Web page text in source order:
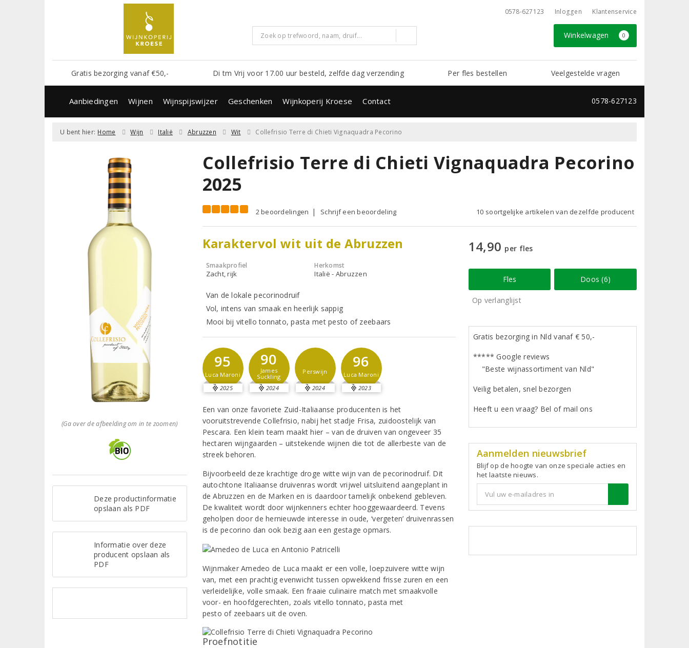
0578-627123 Inloggen Klantenservice
Winkelwagen 0
Gratis bezorging vanaf €50,- Di tm Vrij voor 17.00 uur besteld, zelfde dag verzending Per fles bestellen Veelgestelde vragen
Aanbiedingen Wijnen Wijnspijswijzer Geschenken Wijnkoperij Kroese Contact 0578-627123
U bent hier: Home Wijn Italië Abruzzen Wit Collefrisio Terre di Chieti Vignaquadra Pecorino
(Ga over de afbeelding om in te zoomen)
Deze productinformatie
opslaan als PDF
Informatie over deze
producent opslaan als
PDF
Collefrisio Terre di Chieti Vignaquadra Pecorino
2025
2 beoordelingen Schrijf een beoordeling 10 soortgelijke artikelen van dezelfde producent
Karaktervol wit uit de Abruzzen
Smaakprofiel
Zacht, rijk
Herkomst
Italië - Abruzzen
Van de lokale pecorinodruif
Vol, intens van smaak en heerlijk sappig
Mooi bij vitello tonnato, pasta met pesto of zeebaars
95
Luca Maroni
2025
90
James
Suckling
2024
Perswijn
2024
96
Luca Maroni
2023
Een van onze favoriete Zuid-Italiaanse producenten is het
vooruitstrevende Collefrisio, nabij het stadje Frisa, zuidoostelijk van
Pescara. Een klein team maakt hier – van de druiven van ongeveer 35
hectaren wijngaarden – uitstekende wijnen die tot de allerbeste van de
streek behoren.
Bijvoorbeeld deze krachtige droge witte wijn van de pecorinodruif. Dit
autochtone Italiaanse druivenras wordt vrijwel uitsluitend aangeplant in
de Abruzzen en de Marken en is daardoor tamelijk onbekend gebleven.
De kwaliteit wordt door wijnkenners echter hooggewaardeerd. Tevens
geholpen door de hernieuwde interesse in oude, ‘vergeten’ druivenrassen
is de pecorino dan ook bezig aan een gestage opmars.
Wijnmaker Amedeo de Luca maakt er een volle, loepzuivere witte wijn
van, met een prachtig evenwicht tussen opwekkend frisse zuren en een
verleidelijke, volle smaak. Een fraaie culinaire match met smaakvolle
voor- en hoofdgerechten, zoals vitello tonnato, pasta met
pesto of zeebaars uit de oven.
Proefnotitie
14,90 per fles
Fles Doos (6)
Op verlanglijst
Gratis bezorging in Nld vanaf € 50,-
***** Google reviews
"Beste wijnassortiment van Nld"
Veilig betalen, snel bezorgen
Heeft u een vraag? Bel of mail ons
Aanmelden nieuwsbrief
Blijf op de hoogte van onze speciale acties en
het laatste nieuws.